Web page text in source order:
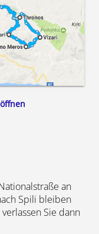
an
Spili bleiben
Sie dann